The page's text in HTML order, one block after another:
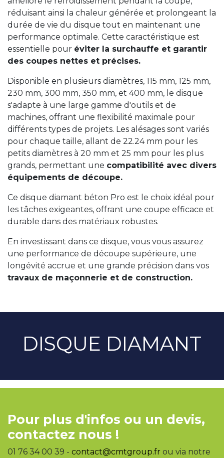
réduisant ainsi la chaleur générée et prolongeant la
durée de vie du disque tout en maintenant une
performance optimale. Cette caractéristique est
essentielle pour éviter la surchauffe et garantir
des coupes nettes et précises.
Disponible en plusieurs diamètres, 115 mm, 125 mm,
230 mm, 300 mm, 350 mm, et 400 mm, le disque
s'adapte à une large gamme d'outils et de
machines, offrant une flexibilité maximale pour
différents types de projets. Les alésages sont variés
pour chaque taille, allant de 22.24 mm pour les
petits diamètres à 20 mm et 25 mm pour les plus
grands, permettant une compatibilité avec divers
équipements de découpe.
Ce disque diamant béton Pro est le choix idéal pour
les tâches exigeantes, offrant une coupe efficace et
durable dans des matériaux robustes.
En investissant dans ce disque, vous vous assurez
une performance de découpe supérieure, une
longévité accrue et une grande précision dans vos
travaux de maçonnerie et de construction.
DISQUE DIAMANT
Pour plus d'infos ou un devis,
contactez nous !
01 76 34 00 39 - contact@cmtgroup.fr ou via notre